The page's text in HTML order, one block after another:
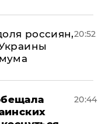
россиян,20:52
20:44